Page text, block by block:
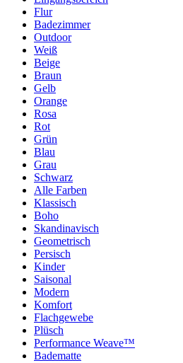
Flur
Badezimmer
Outdoor
Weiß
Beige
Braun
Gelb
Orange
Rosa
Rot
Grün
Blau
Grau
Schwarz
Alle Farben
Klassisch
Boho
Skandinavisch
Geometrisch
Persisch
Kinder
Saisonal
Modern
Komfort
Flachgewebe
Plüsch
Performance Weave™
Badematte